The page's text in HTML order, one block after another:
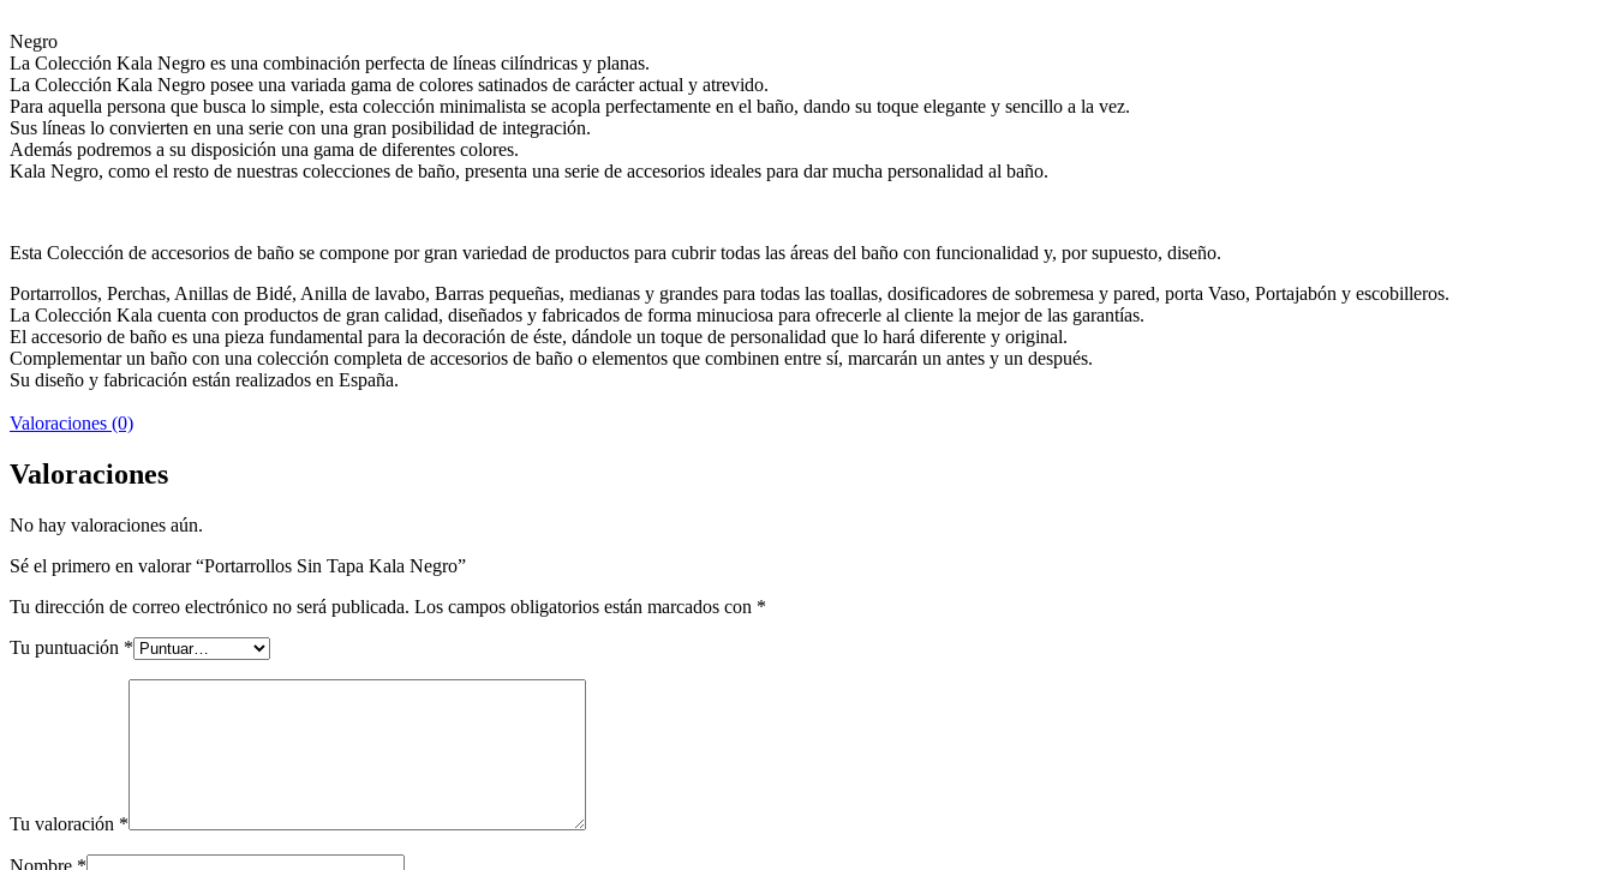
Negro
La Colección Kala Negro es una combinación perfecta de líneas cilíndricas y planas.
La Colección Kala Negro posee una variada gama de colores satinados de carácter actual y atrevido.
Para aquella persona que busca lo simple, esta colección minimalista se acopla perfectamente en el baño, dando su toque elegante y sencillo a la vez.
Sus líneas lo convierten en una serie con una gran posibilidad de integración.
Además podremos a su disposición una gama de diferentes colores.
Kala Negro, como el resto de nuestras colecciones de baño, presenta una serie de accesorios ideales para dar mucha personalidad al baño.
Esta Colección de accesorios de baño se compone por gran variedad de productos para cubrir todas las áreas del baño con funcionalidad y, por supuesto, diseño.
Portarrollos, Perchas, Anillas de Bidé, Anilla de lavabo, Barras pequeñas, medianas y grandes para todas las toallas, dosificadores de sobremesa y pared, porta Vaso, Portajabón y escobilleros.
La Colección Kala cuenta con productos de gran calidad, diseñados y fabricados de forma minuciosa para ofrecerle al cliente la mejor de las garantías.
El accesorio de baño es una pieza fundamental para la decoración de éste, dándole un toque de personalidad que lo hará diferente y original.
Complementar un baño con una colección completa de accesorios de baño o elementos que combinen entre sí, marcarán un antes y un después.
Su diseño y fabricación están realizados en España.
Valoraciones (0)
Valoraciones
No hay valoraciones aún.
Sé el primero en valorar “Portarrollos Sin Tapa Kala Negro”
Tu dirección de correo electrónico no será publicada. Los campos obligatorios están marcados con *
Tu puntuación *
Tu valoración *
Nombre *